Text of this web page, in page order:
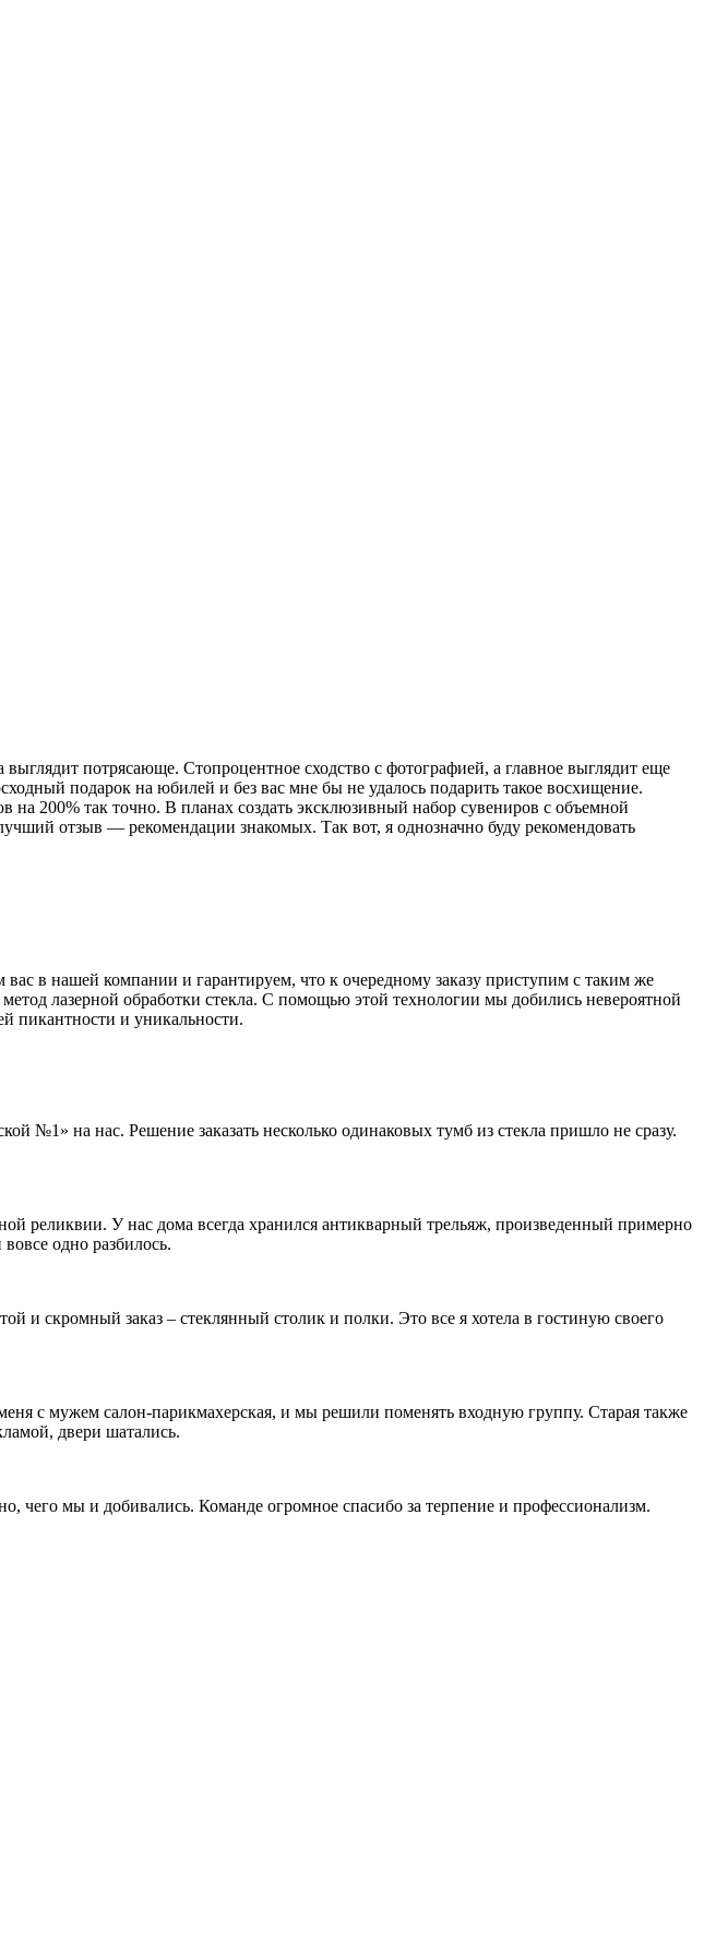
потрясающе. Стопроцентное сходство с фотографией, а главное выглядит еще
подарок на юбилей и без вас мне бы не удалось подарить такое восхищение.
200% так точно. В планах создать эксклюзивный набор сувениров с объемной
отзыв — рекомендации знакомых. Так вот, я однозначно буду рекомендовать
в нашей компании и гарантируем, что к очередному заказу приступим с таким же
лазерной обработки стекла. С помощью этой технологии мы добились невероятной
пикантности и уникальности.
№1» на нас. Решение заказать несколько одинаковых тумб из стекла пришло не сразу.
реликвии. У нас дома всегда хранился антикварный трельяж, произведенный примерно
одно разбилось.
и скромный заказ – стеклянный столик и полки. Это все я хотела в гостиную своего
с мужем салон-парикмахерская, и мы решили поменять входную группу. Старая также
двери шатались.
чего мы и добивались. Команде огромное спасибо за терпение и профессионализм.